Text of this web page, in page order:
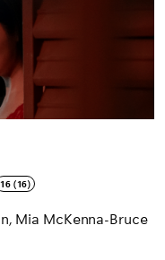
16 (16)
Mia McKenna-Bruce